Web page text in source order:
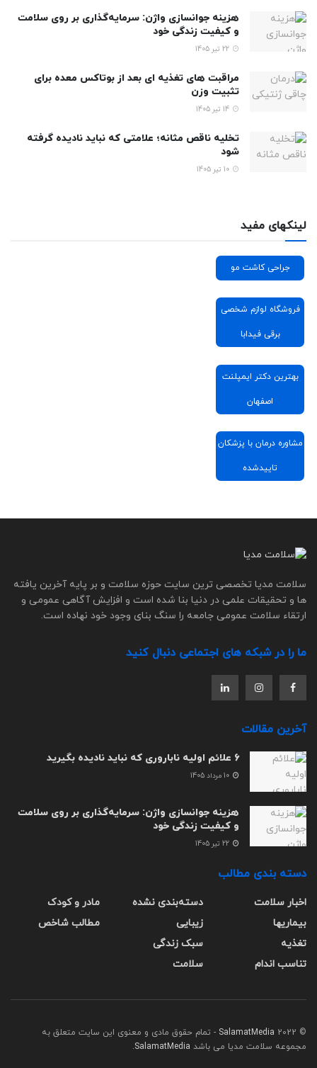
هزینه جوانسازی واژن: سرمایه‌گذاری بر روی سلامت
و کیفیت زندگی خود
مراقبت های تغذیه ای بعد از بوتاکس معده برای
تثبیت وزن
تخلیه ناقص مثانه؛ علامتی که نباید نادیده گرفته
شود
لینکهای مفید
جراحی کاشت مو
فروشگاه لوازم شخصی
برقی فیدابا
بهترین دکتر ایمپلنت
اصفهان
مشاوره درمان با پزشکان
تاییدشده
سلامت مدیا تخصصی ترین سایت حوزه سلامت و بر پایه آخرین یافته
ها و تحقیقات علمی در دنیا بنا شده است و افزایش آگاهی عمومی و
ارتقاء سلامت عمومی جامعه را سنگ بنای وجود خود نهاده است.
ما را در شبکه های اجتماعی دنبال کنید
آخرین مقالات
6 علائم اولیه ناباروری که نباید نادیده بگیرید
هزینه جوانسازی واژن: سرمایه‌گذاری بر روی سلامت
و کیفیت زندگی خود
دسته بندی مطالب
اخبار سلامت
بیماریها
تغذیه
تناسب اندام
دسته‌بندی نشده
زیبایی
سبک زندگی
سلامت
مادر و کودک
مطالب شاخص
© 2022
SalamatMedia - تمام حقوق مادی و معنوی این سایت متعلق به
مجموعه سلامت مدیا می باشد SalamatMedia
.